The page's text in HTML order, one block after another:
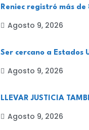
Reniec registró más de
Agosto 9, 2026
Ser cercano a Estados
Agosto 9, 2026
LLEVAR JUSTICIA
Agosto 9, 2026